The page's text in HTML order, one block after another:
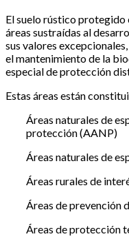
El suelo rústico protegido
áreas sustraídas al
sus valores
el mantenimiento de la
especial de protección
Estas áreas están
Áreas naturales de
protección (AANP)
Áreas naturales de
Áreas rurales de
Áreas de prevención
Áreas de protección